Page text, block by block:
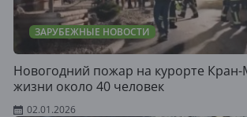
ЗАРУБЕЖНЫЕ НОВОСТИ
Новогодний пожар на курорте Кран-
жизни около 40 человек
02.01.2026